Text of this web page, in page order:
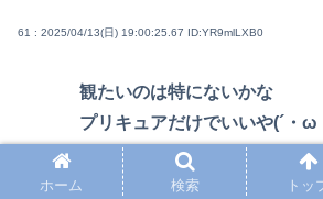
61 : 2025/04/13(日) 19:00:25.67 ID:YR9mlLXB0
観たいのは特にないかな
プリキュアだけでいいや(´・ω
ホーム 検索 トッ